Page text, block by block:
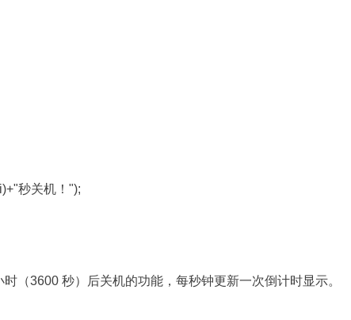
秒关机！");
（3600 秒）后关机的功能，每秒钟更新一次倒计时显示。